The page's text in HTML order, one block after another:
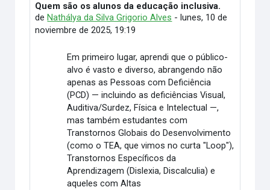
Quem são os alunos da educação inclusiva.
de Nathálya da Silva Grigorio Alves - lunes, 10 de
noviembre de 2025, 19:19
Número de respuestas: 0
Em primeiro lugar, aprendi que o público-
alvo é vasto e diverso, abrangendo não
apenas as Pessoas com Deficiência
(PCD) — incluindo as deficiências Visual,
Auditiva/Surdez, Física e Intelectual —,
mas também estudantes com
Transtornos Globais do Desenvolvimento
(como o TEA, que vimos no curta "Loop"),
Transtornos Específicos da
Aprendizagem (Dislexia, Discalculia) e
aqueles com Altas